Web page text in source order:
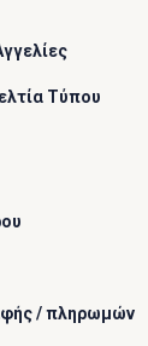
Τύπου
/ πληρωμών